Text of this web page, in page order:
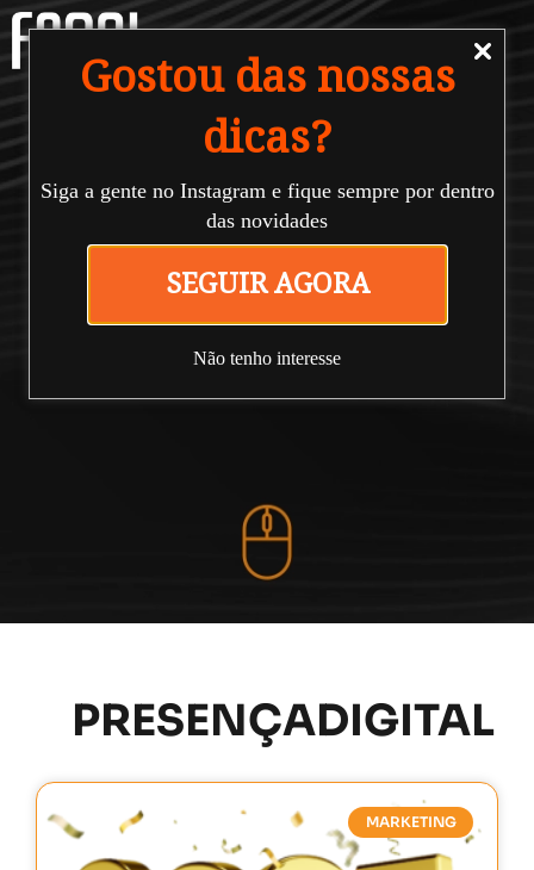
Gostou das nossas
dicas?
Siga a gente no Instagram e fique sempre por dentro
das novidades
SEGUIR AGORA
Não tenho interesse
blog#Farol
PRESENÇADIGITAL
MARKETING